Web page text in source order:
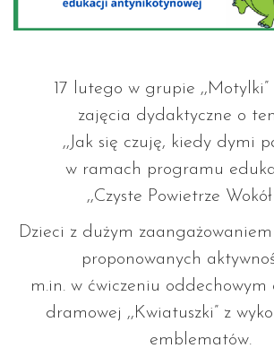
17 lutego w grupie ,,Motylki”
zajęcia dydaktyczne o
,,Jak się czuję, kiedy dymi
w ramach programu
,,Czyste Powietrze Wokół
Dzieci z dużym zaangażowaniem
proponowanych
m.in. w ćwiczeniu oddechowym
dramowej ,,Kwiatuszki” z
emblematów.